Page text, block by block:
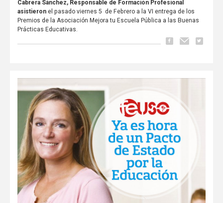
Cabrera Sánchez, Responsable de Formación Profesional
asistieronel pasado viernes 5 de Febrero a la VI entrega de los
Premios de la Asociación Mejora tu Escuela Pública a las Buenas
Prácticas Educativas.